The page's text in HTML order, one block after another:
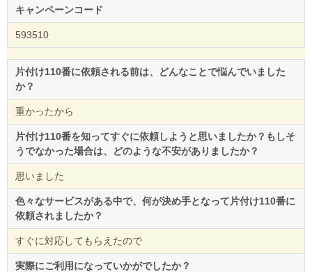
キャンペーンコード
593510
片付け110番に依頼される前は、どんなことで悩んでいました
か？
重かったから
片付け110番を知ってすぐに依頼しようと思いましたか？もしそ
うでなかった場合は、どのような不安がありましたか？
思いました
色々なサービスがある中で、何が決め手となって片付け110番に
依頼されましたか？
すぐに対応してもらえたので
実際にご利用になっていかがでしたか？